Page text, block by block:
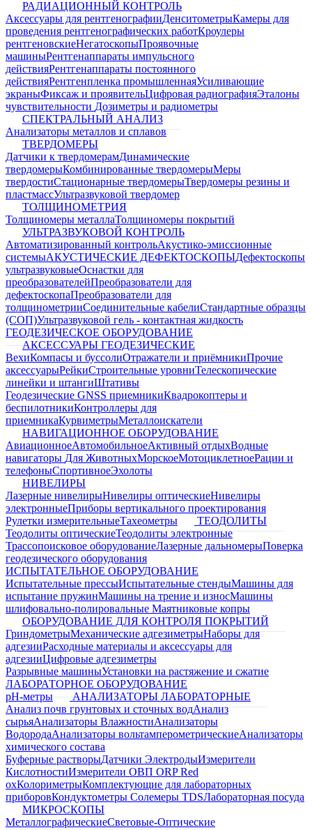
РАДИАЦИОННЫЙ КОНТРОЛЬ
Аксессуары для рентгенографииДенситометрыКамеры для
проведения рентгенографических работКроулеры
рентгеновскиеНегатоскопыПроявочные
машиныРентгенаппараты импульсного
действияРентгенаппараты постоянного
действияРентгенпленка промышленнаяУсиливающие
экраныФиксаж и проявительЦифровая радиографияЭталоны
чувствительности Дозиметры и радиометры
СПЕКТРАЛЬНЫЙ АНАЛИЗ
Анализаторы металлов и сплавов
ТВЕРДОМЕРЫ
Датчики к твердомерамДинамические
твердомерыКомбинированные твердомерыМеры
твердостиСтационарные твердомерыТвердомеры резины и
пластмассУльтразвуковой твердомер
ТОЛЩИНОМЕТРИЯ
Толщиномеры металлаТолщиномеры покрытий
УЛЬТРАЗВУКОВОЙ КОНТРОЛЬ
Автоматизированный контрольАкустико-эмиссионные
системыАКУСТИЧЕСКИЕ ДЕФЕКТОСКОПЫДефектоскопы
ультразвуковыеОснастки для
преобразователейПреобразователи для
дефектоскопаПреобразователи для
толщинометрииСоединительные кабелиСтандартные образцы
(СОП)Ультразвуковой гель - контактная жидкость
ГЕОДЕЗИЧЕСКОЕ ОБОРУДОВАНИЕ
АКСЕССУАРЫ ГЕОДЕЗИЧЕСКИЕ
ВехиКомпасы и буссолиОтражатели и приёмникиПрочие
аксессуарыРейкиСтроительные уровниТелескопические
линейки и штангиШтативы
Геодезические GNSS приемникиКвадрокоптеры и
беспилотникиКонтроллеры для
приемникаКурвиметрыМеталлоискатели
НАВИГАЦИОННОЕ ОБОРУДОВАНИЕ
АвиационноеАвтомобильноеАктивный отдыхВодные
навигаторы Для ЖивотныхМорскоеМотоциклетноеРации и
телефоныСпортивноеЭхолоты
НИВЕЛИРЫ
Лазерные нивелирыНивелиры оптическиеНивелиры
электронныеПриборы вертикального проектирования
Рулетки измерительныеТахеометры
ТЕОДОЛИТЫ
Теодолиты оптическиеТеодолиты электронные
Трассопоисковое оборудованиеЛазерные дальномерыПоверка
геодезического оборудования
ИСПЫТАТЕЛЬНОЕ ОБОРУДОВАНИЕ
Испытательные прессыИспытательные стендыМашины для
испытание пружинМашины на трение и износМашины
шлифовально-полировальные Маятниковые копры
ОБОРУДОВАНИЕ ДЛЯ КОНТРОЛЯ ПОКРЫТИЙ
ГриндометрыМеханические адгезиметрыНаборы для
адгезииРасходные материалы и аксессуары для
адгезииЦифровые адгезиметры
Разрывные машиныУстановки на растяжение и сжатие
ЛАБОРАТОРНОЕ ОБОРУДОВАНИЕ
pH-метры
АНАЛИЗАТОРЫ ЛАБОРАТОРНЫЕ
Анализ почв грунтовых и сточных водАнализ
сырьяАнализаторы ВлажностиАнализаторы
ВодородаАнализаторы вольтамперометрическиеАнализаторы
химического состава
Буферные растворыДатчики ЭлектродыИзмерители
КислотностиИзмерители ОВП ORP Red
oxКолориметрыКомплектующие для лабораторных
приборовКондуктометры Солемеры TDSЛабораторная посуда
МИКРОСКОПЫ
МеталлографическиеСветовые-Оптические